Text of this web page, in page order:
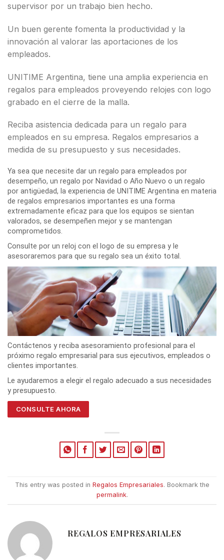
supervisor por un trabajo bien hecho.
Un buen gerente fomenta la productividad y la
innovación al valorar las aportaciones de los
empleados.
UNITIME Argentina, tiene una amplia experiencia en
regalos para empleados proveyendo relojes con logo
grabado en el cierre de la malla.
Reciba asistencia dedicada para un regalo para
empleados en su empresa. Regalos empresarios a
medida de su presupuesto y sus necesidades.
Ya sea que necesite dar un regalo para empleados por
desempeño, un regalo por Navidad o Año Nuevo o un regalo
por antigüedad, la experiencia de UNITIME Argentina en materia
de regalos empresarios importantes es una forma
extremadamente eficaz para que los equipos se sientan
valorados, se desempeñen mejor y se mantengan
comprometidos.
Consulte por un reloj con el logo de su empresa y le
asesoraremos para que su regalo sea un éxito total.
Contáctenos y reciba asesoramiento profesional para el
próximo regalo empresarial para sus ejecutivos, empleados o
clientes importantes.
Le ayudaremos a elegir el regalo adecuado a sus necesidades
y presupuesto.
CONSULTE AHORA
This entry was posted in Regalos Empresariales. Bookmark the
permalink.
REGALOS EMPRESARIALES